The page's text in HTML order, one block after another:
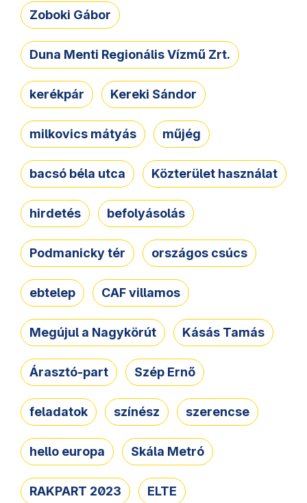
Zoboki Gábor
Duna Menti Regionális Vízmű Zrt.
kerékpár Kereki Sándor
milkovics mátyás műjég
bacsó béla utca Közterület használat
hirdetés befolyásolás
Podmanicky tér országos csúcs
ebtelep CAF villamos
Megújul a Nagykörút Kásás Tamás
Árasztó-part Szép Ernő
feladatok színész szerencse
hello europa Skála Metró
RAKPART 2023 ELTE